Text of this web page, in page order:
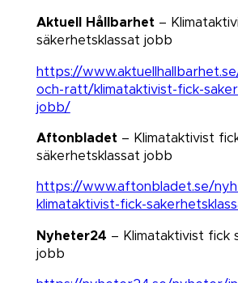
Aktuell Hållbarhet–
säkerhetsklassat jobb
https://
och-ratt/klimataktivist-fick-
jobb/
Aftonbladet – Klimataktivist
säkerhetsklassat jobb
https://www.aftonbladet.se/
klimataktivist-fick-
Nyheter24 – Klimataktivist fick
jobb